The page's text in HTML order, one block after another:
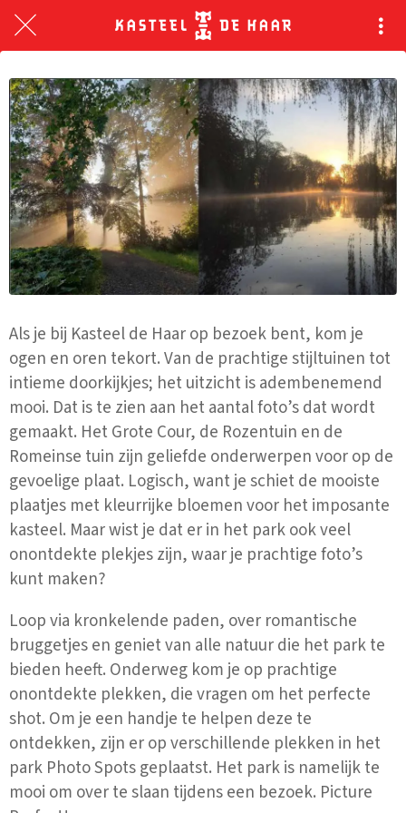
Als je bij Kasteel de Haar op bezoek bent, kom je
ogen en oren tekort. Van de prachtige stijltuinen tot
intieme doorkijkjes; het uitzicht is adembenemend
mooi. Dat is te zien aan het aantal foto’s dat wordt
gemaakt. Het Grote Cour, de Rozentuin en de
Romeinse tuin zijn geliefde onderwerpen voor op de
gevoelige plaat. Logisch, want je schiet de mooiste
plaatjes met kleurrijke bloemen voor het imposante
kasteel. Maar wist je dat er in het park ook veel
onontdekte plekjes zijn, waar je prachtige foto’s
kunt maken?
Loop via kronkelende paden, over romantische
bruggetjes en geniet van alle natuur die het park te
bieden heeft. Onderweg kom je op prachtige
onontdekte plekken, die vragen om het perfecte
shot. Om je een handje te helpen deze te
ontdekken, zijn er op verschillende plekken in het
park Photo Spots geplaatst. Het park is namelijk te
mooi om over te slaan tijdens een bezoek. Picture